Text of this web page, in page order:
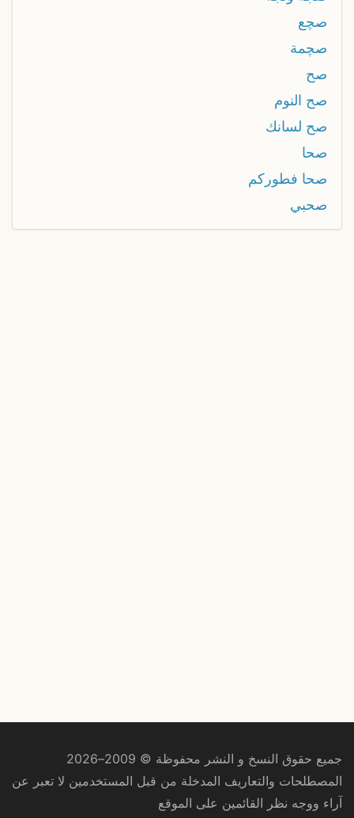
صچع
صچمة
صح
صح النوم
صح لسانك
صحا
صحا فطوركم
صحبي
جميع حقوق النسخ و النشر محفوظة © 2009–2026
المصطلحات والتعاريف المدخلة من قبل المستخدمين لا تعبر عن
آراء ووجه نظر القائمين على الموقع